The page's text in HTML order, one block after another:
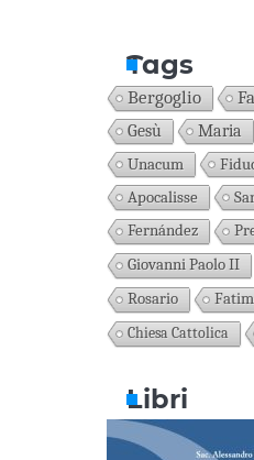
Tags
Bergoglio
Gesù Maria
Unacum
Apocalisse
Fernández
Giovanni Paolo II
Rosario
Chiesa Cattolica
Libri